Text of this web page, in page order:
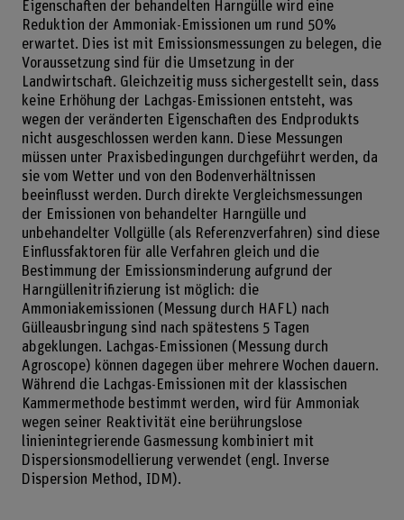
Eigenschaften der behandelten Harngülle wird eine
Reduktion der Ammoniak-Emissionen um rund 50%
erwartet. Dies ist mit Emissionsmessungen zu belegen, die
Voraussetzung sind für die Umsetzung in der
Landwirtschaft. Gleichzeitig muss sichergestellt sein, dass
keine Erhöhung der Lachgas-Emissionen entsteht, was
wegen der veränderten Eigenschaften des Endprodukts
nicht ausgeschlossen werden kann. Diese Messungen
müssen unter Praxisbedingungen durchgeführt werden, da
sie vom Wetter und von den Bodenverhältnissen
beeinflusst werden. Durch direkte Vergleichsmessungen
der Emissionen von behandelter Harngülle und
unbehandelter Vollgülle (als Referenzverfahren) sind diese
Einflussfaktoren für alle Verfahren gleich und die
Bestimmung der Emissionsminderung aufgrund der
Harngüllenitrifizierung ist möglich: die
Ammoniakemissionen (Messung durch HAFL) nach
Gülleausbringung sind nach spätestens 5 Tagen
abgeklungen. Lachgas-Emissionen (Messung durch
Agroscope) können dagegen über mehrere Wochen dauern.
Während die Lachgas-Emissionen mit der klassischen
Kammermethode bestimmt werden, wird für Ammoniak
wegen seiner Reaktivität eine berührungslose
linienintegrierende Gasmessung kombiniert mit
Dispersionsmodellierung verwendet (engl. Inverse
Dispersion Method, IDM).